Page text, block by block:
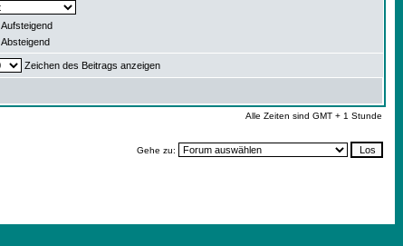
Aufsteigend
Absteigend
Zeichen des Beitrags anzeigen
Alle Zeiten sind GMT + 1 Stunde
Gehe zu: